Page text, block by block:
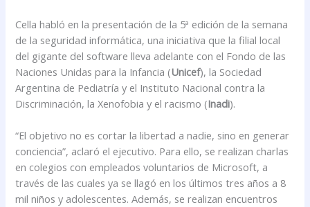
Cella habló en la presentación de la 5ª edición de la semana
de la seguridad informática, una iniciativa que la filial local
del gigante del software lleva adelante con el Fondo de las
Naciones Unidas para la Infancia (Unicef), la Sociedad
Argentina de Pediatría y el Instituto Nacional contra la
Discriminación, la Xenofobia y el racismo (Inadi).
“El objetivo no es cortar la libertad a nadie, sino en generar
conciencia”, aclaró el ejecutivo. Para ello, se realizan charlas
en colegios con empleados voluntarios de Microsoft, a
través de las cuales ya se llagó en los últimos tres años a 8
mil niños y adolescentes. Además, se realizan encuentros